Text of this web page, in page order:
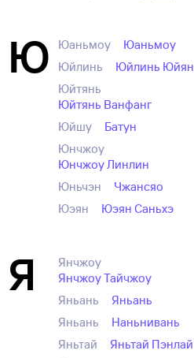
Ю Юаньмоу
Юаньмоу
Юйлинь
Юйлинь Юйян
Юйтянь
Юйтянь Ванфанг
Юйшу
Батун
Юнчжоу
Юнчжоу Линлин
Юньчэн
Чжансяо
Юэян
Юэян Саньхэ
Я
Янчжоу
Янчжоу Тайчжоу
Яньань
Яньань
Яньань
Наньнивань
Яньтай
Яньтай Пэнлай